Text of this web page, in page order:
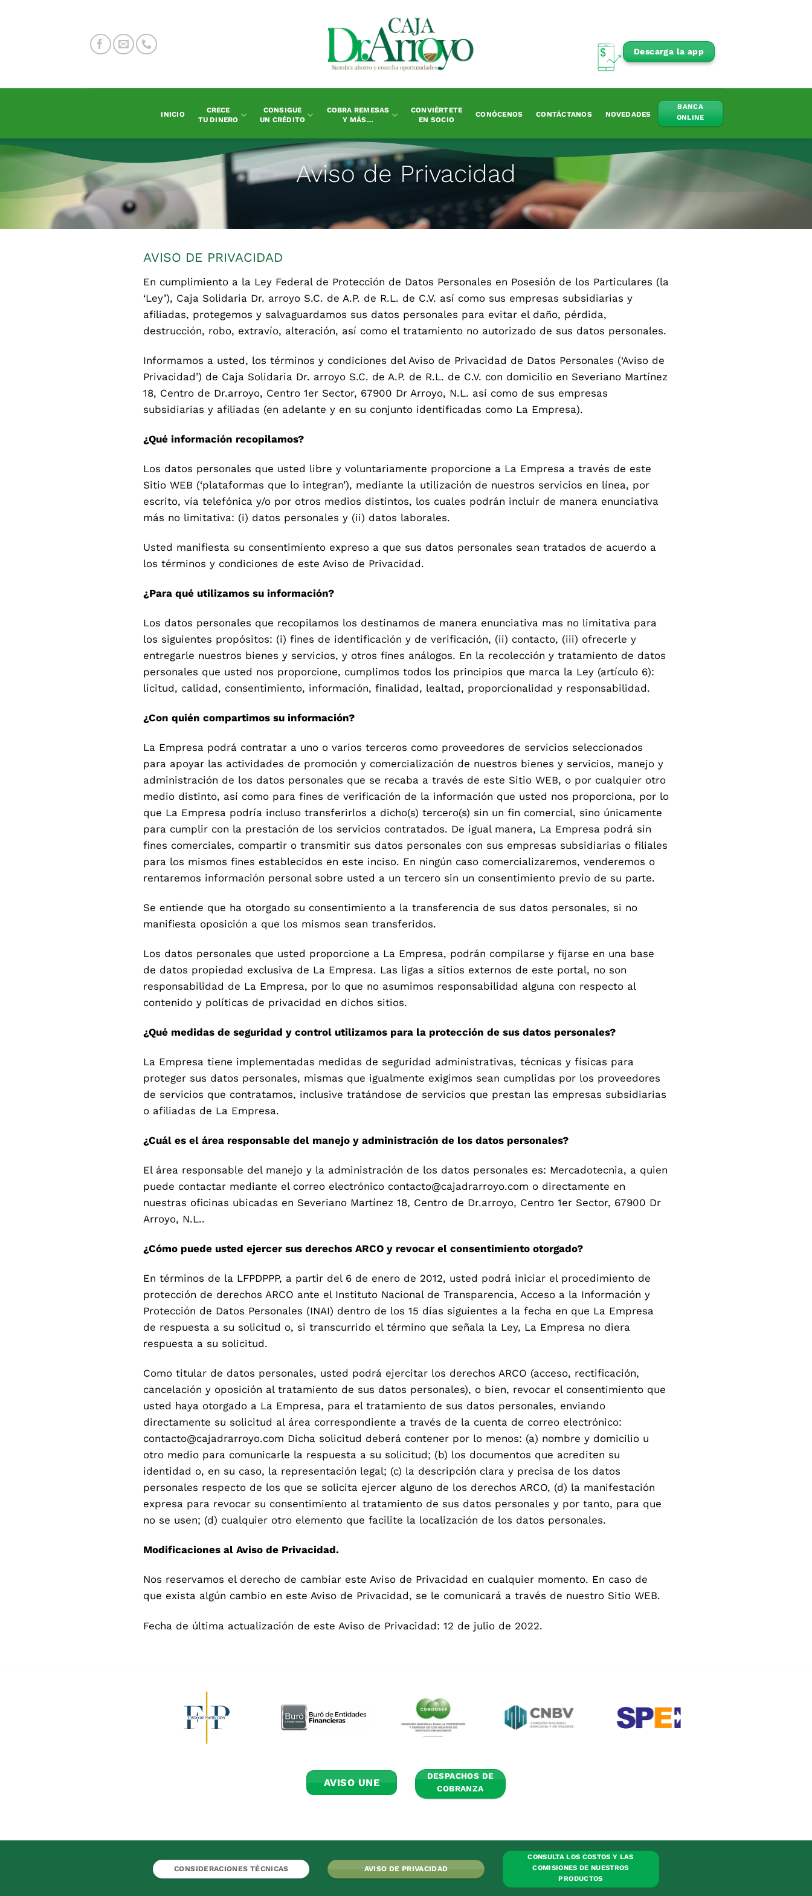
Descarga la app
INICIO
CRECE
TU DINERO
CONSIGUE
UN CRÉDITO
COBRA REMESAS
Y MÁS…
CONVIÉRTETE
EN SOCIO
CONÓCENOS CONTÁCTANOS NOVEDADES
BANCA
ONLINE
Aviso de Privacidad
AVISO DE PRIVACIDAD
En cumplimiento a la Ley Federal de Protección de Datos Personales en Posesión de los Particulares (la
‘Ley’), Caja Solidaria Dr. arroyo S.C. de A.P. de R.L. de C.V. así como sus empresas subsidiarias y
afiliadas, protegemos y salvaguardamos sus datos personales para evitar el daño, pérdida,
destrucción, robo, extravío, alteración, así como el tratamiento no autorizado de sus datos personales.
Informamos a usted, los términos y condiciones del Aviso de Privacidad de Datos Personales (‘Aviso de
Privacidad’) de Caja Solidaria Dr. arroyo S.C. de A.P. de R.L. de C.V. con domicilio en Severiano Martínez
18, Centro de Dr.arroyo, Centro 1er Sector, 67900 Dr Arroyo, N.L. así como de sus empresas
subsidiarias y afiliadas (en adelante y en su conjunto identificadas como La Empresa).
¿Qué información recopilamos?
Los datos personales que usted libre y voluntariamente proporcione a La Empresa a través de este
Sitio WEB (‘plataformas que lo integran’), mediante la utilización de nuestros servicios en línea, por
escrito, vía telefónica y/o por otros medios distintos, los cuales podrán incluir de manera enunciativa
más no limitativa: (i) datos personales y (ii) datos laborales.
Usted manifiesta su consentimiento expreso a que sus datos personales sean tratados de acuerdo a
los términos y condiciones de este Aviso de Privacidad.
¿Para qué utilizamos su información?
Los datos personales que recopilamos los destinamos de manera enunciativa mas no limitativa para
los siguientes propósitos: (i) fines de identificación y de verificación, (ii) contacto, (iii) ofrecerle y
entregarle nuestros bienes y servicios, y otros fines análogos. En la recolección y tratamiento de datos
personales que usted nos proporcione, cumplimos todos los principios que marca la Ley (artículo 6):
licitud, calidad, consentimiento, información, finalidad, lealtad, proporcionalidad y responsabilidad.
¿Con quién compartimos su información?
La Empresa podrá contratar a uno o varios terceros como proveedores de servicios seleccionados
para apoyar las actividades de promoción y comercialización de nuestros bienes y servicios, manejo y
administración de los datos personales que se recaba a través de este Sitio WEB, o por cualquier otro
medio distinto, así como para fines de verificación de la información que usted nos proporciona, por lo
que La Empresa podría incluso transferirlos a dicho(s) tercero(s) sin un fin comercial, sino únicamente
para cumplir con la prestación de los servicios contratados. De igual manera, La Empresa podrá sin
fines comerciales, compartir o transmitir sus datos personales con sus empresas subsidiarias o filiales
para los mismos fines establecidos en este inciso. En ningún caso comercializaremos, venderemos o
rentaremos información personal sobre usted a un tercero sin un consentimiento previo de su parte.
Se entiende que ha otorgado su consentimiento a la transferencia de sus datos personales, si no
manifiesta oposición a que los mismos sean transferidos.
Los datos personales que usted proporcione a La Empresa, podrán compilarse y fijarse en una base
de datos propiedad exclusiva de La Empresa. Las ligas a sitios externos de este portal, no son
responsabilidad de La Empresa, por lo que no asumimos responsabilidad alguna con respecto al
contenido y políticas de privacidad en dichos sitios.
¿Qué medidas de seguridad y control utilizamos para la protección de sus datos personales?
La Empresa tiene implementadas medidas de seguridad administrativas, técnicas y físicas para
proteger sus datos personales, mismas que igualmente exigimos sean cumplidas por los proveedores
de servicios que contratamos, inclusive tratándose de servicios que prestan las empresas subsidiarias
o afiliadas de La Empresa.
¿Cuál es el área responsable del manejo y administración de los datos personales?
El área responsable del manejo y la administración de los datos personales es: Mercadotecnia, a quien
puede contactar mediante el correo electrónico contacto@cajadrarroyo.com o directamente en
nuestras oficinas ubicadas en Severiano Martínez 18, Centro de Dr.arroyo, Centro 1er Sector, 67900 Dr
Arroyo, N.L..
¿Cómo puede usted ejercer sus derechos ARCO y revocar el consentimiento otorgado?
En términos de la LFPDPPP, a partir del 6 de enero de 2012, usted podrá iniciar el procedimiento de
protección de derechos ARCO ante el Instituto Nacional de Transparencia, Acceso a la Información y
Protección de Datos Personales (INAI) dentro de los 15 días siguientes a la fecha en que La Empresa
de respuesta a su solicitud o, si transcurrido el término que señala la Ley, La Empresa no diera
respuesta a su solicitud.
Como titular de datos personales, usted podrá ejercitar los derechos ARCO (acceso, rectificación,
cancelación y oposición al tratamiento de sus datos personales), o bien, revocar el consentimiento que
usted haya otorgado a La Empresa, para el tratamiento de sus datos personales, enviando
directamente su solicitud al área correspondiente a través de la cuenta de correo electrónico:
contacto@cajadrarroyo.com Dicha solicitud deberá contener por lo menos: (a) nombre y domicilio u
otro medio para comunicarle la respuesta a su solicitud; (b) los documentos que acrediten su
identidad o, en su caso, la representación legal; (c) la descripción clara y precisa de los datos
personales respecto de los que se solicita ejercer alguno de los derechos ARCO, (d) la manifestación
expresa para revocar su consentimiento al tratamiento de sus datos personales y por tanto, para que
no se usen; (d) cualquier otro elemento que facilite la localización de los datos personales.
Modificaciones al Aviso de Privacidad.
Nos reservamos el derecho de cambiar este Aviso de Privacidad en cualquier momento. En caso de
que exista algún cambio en este Aviso de Privacidad, se le comunicará a través de nuestro Sitio WEB.
Fecha de última actualización de este Aviso de Privacidad: 12 de julio de 2022.
AVISO UNE
DESPACHOS DE
COBRANZA
CONSIDERACIONES TÉCNICAS AVISO DE PRIVACIDAD
CONSULTA LOS COSTOS Y LAS
COMISIONES DE NUESTROS
PRODUCTOS